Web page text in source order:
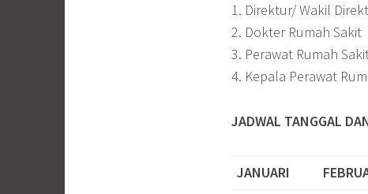
1. Direktur/ Wakil
2. Dokter Rumah Sakit
3. Perawat Rumah
4. Kepala Perawat
JADWAL TANGGAL
JANUARI